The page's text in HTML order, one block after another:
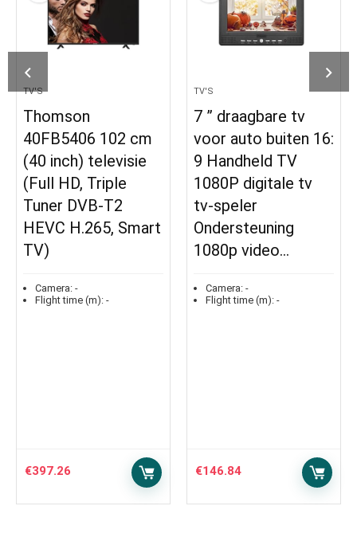
TV'S
Thomson
40FB5406 102 cm
(40 inch) televisie
(Full HD, Triple
Tuner DVB-T2
HEVC H.265, Smart
TV)
Camera: -
Flight time (m): -
€397.26
TV'S
7 ” draagbare tv
voor auto buiten 16:
9 Handheld TV
1080P digitale tv
tv-speler
Ondersteuning
1080p video…
Camera: -
Flight time (m): -
€146.84